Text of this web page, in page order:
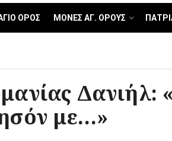
ΟΡΟΣ ΜΟΝΕΣ ΑΓ. ΟΡΟΥΣ
Δανιήλ:
με…»